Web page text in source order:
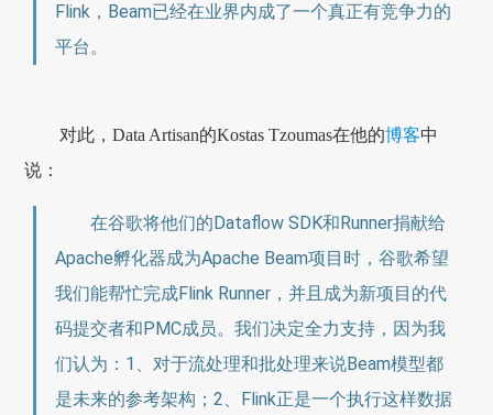
Flink，Beam已经在业界内成了一个真正有竞争力的
平台。
对此，Data Artisan的Kostas Tzoumas在他的博客中
说：
在谷歌将他们的Dataflow SDK和Runner捐献给
Apache孵化器成为Apache Beam项目时，谷歌希望
我们能帮忙完成Flink Runner，并且成为新项目的代
码提交者和PMC成员。我们决定全力支持，因为我
们认为：1、对于流处理和批处理来说Beam模型都
是未来的参考架构；2、Flink正是一个执行这样数据